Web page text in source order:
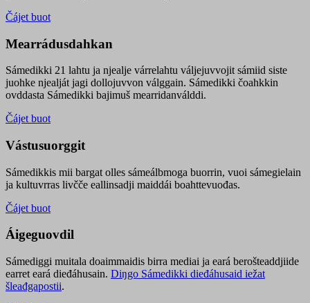
Čájet buot
Mearrádusdahkan
Sámedikki 21 lahtu ja njealje várrelahtu váljejuvvojit sámiid siste
juohke njealját jagi dollojuvvon válggain. Sámedikki čoahkkin
ovddasta Sámedikki bajimuš mearridanválddi.
Čájet buot
Vástusuorggit
Sámedikkis mii bargat olles sámeálbmoga buorrin, vuoi sámegielain
ja kultuvrras livčče eallinsadji maiddái boahttevuođas.
Čájet buot
Áigeguovdil
Sámediggi muitala doaimmaidis birra mediai ja eará berošteaddjiide
earret eará dieđáhusain. Diŋgo Sámedikki dieđáhusaid iežat
šleađgapostii.